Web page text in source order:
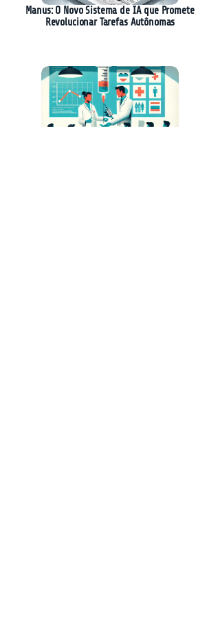
Manus: O Novo Sistema de IA que Promete
Revolucionar Tarefas Autônomas